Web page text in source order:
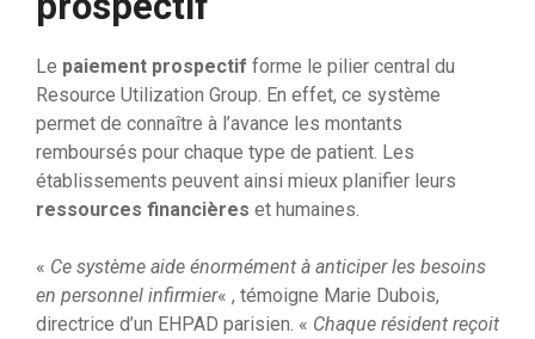
Le paiement prospectif forme le pilier central du
Resource Utilization Group. En effet, ce système
permet de connaître à l’avance les montants
remboursés pour chaque type de patient. Les
établissements peuvent ainsi mieux planifier leurs
ressources financières et humaines.
« Ce système aide énormément à anticiper les besoins
en personnel infirmier« , témoigne Marie Dubois,
directrice d’un EHPAD parisien. « Chaque résident reçoit